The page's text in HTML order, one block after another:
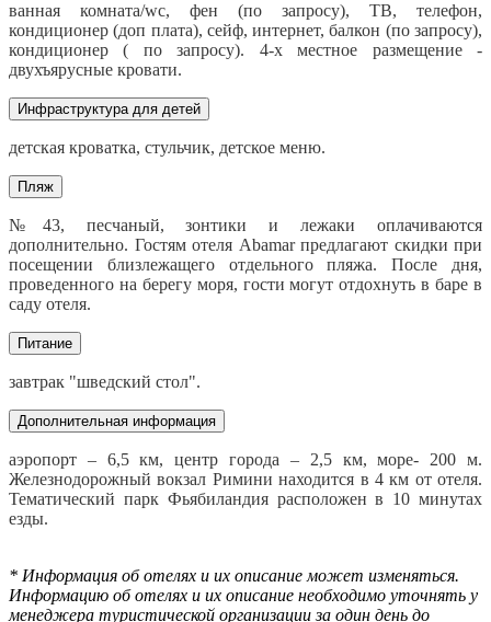
ванная комната/wc, фен (по запросу), ТВ, телефон,
кондиционер (доп плата), сейф, интернет, балкон (по запросу),
кондиционер ( по запросу). 4-х местное размещение -
двухъярусные кровати.
Инфраструктура для детей
детская кроватка, стульчик, детское меню.
Пляж
№43, песчаный, зонтики и лежаки оплачиваются
дополнительно. Гостям отеля Abamar предлагают скидки при
посещении близлежащего отдельного пляжа. После дня,
проведенного на берегу моря, гости могут отдохнуть в баре в
саду отеля.
Питание
завтрак "шведский стол".
Дополнительная информация
аэропорт – 6,5 км, центр города – 2,5 км, море- 200 м.
Железнодорожный вокзал Римини находится в 4 км от отеля.
Тематический парк Фьябиландия расположен в 10 минутах
езды.
* Информация об отелях и их описание может изменяться.
Информацию об отелях и их описание необходимо уточнять у
менеджера туристической организации за один день до